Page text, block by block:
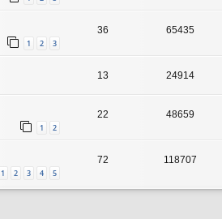
1 2 3
36 65435
13 24914
1 2
22 48659
1 2 3 4 5
72 118707